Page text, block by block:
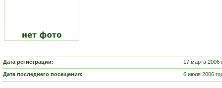
Дата регистрации: 17 марта 2006
Дата последнего посещения: 6 июля 2006